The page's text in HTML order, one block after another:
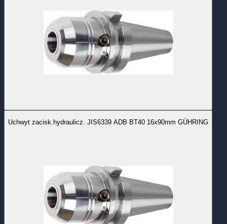
Uchwyt zacisk.hydraulicz. JIS6339 ADB BT40 16x90mm GÜHRING